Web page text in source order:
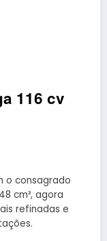
116 cv
o consagrado
cm³, agora
refinadas e